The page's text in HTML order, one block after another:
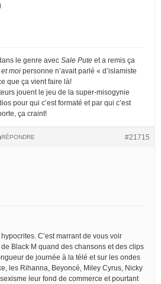
le genre avec Sale Pute et a remis ça
moi personne n’avait parlé « d’islamiste
que ça vient faire là!
jouent le jeu de la super-misogynie
pour qui c’est formaté et par qui c’est
ça craint!
#21715
RÉPONDRE
C’est marrant de vous voir
Black M quand des chansons et des clips
de journée à la télé et sur les ondes
les Rihanna, Beyoncé, Miley Cyrus, Nicky
leur fond de commerce et pourtant